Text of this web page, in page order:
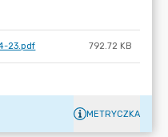
23.pdf 792.72 KB
METRYCZKA